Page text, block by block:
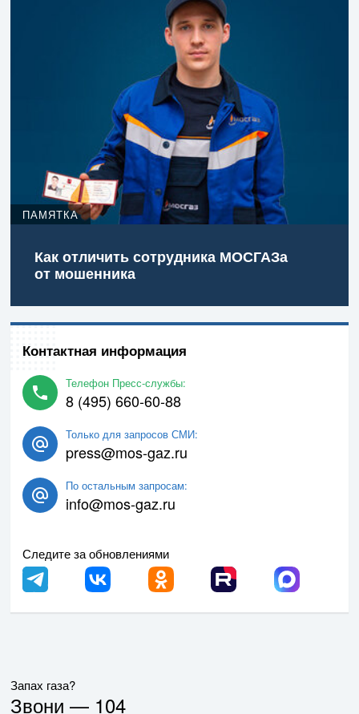
ПАМЯТКА
Как отличить сотрудника МОСГАЗа
от мошенника
Контактная информация
Телефон Пресс-службы:
8 (495) 660-60-88
Только для запросов СМИ:
press@mos-gaz.ru
По остальным запросам:
info@mos-gaz.ru
Следите за обновлениями
Запах газа?
Звони — 104